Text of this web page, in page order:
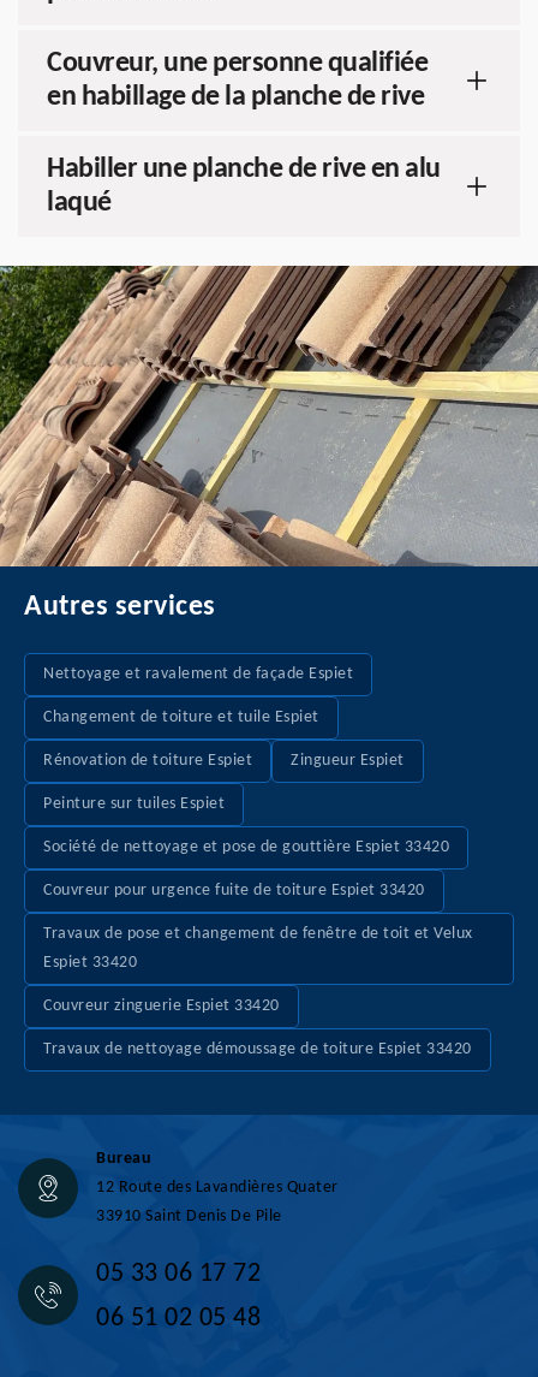
Couvreur, une personne qualifiée
en habillage de la planche de rive
Habiller une planche de rive en alu
laqué
Autres services
Nettoyage et ravalement de façade Espiet
Changement de toiture et tuile Espiet
Rénovation de toiture Espiet Zingueur Espiet
Peinture sur tuiles Espiet
Société de nettoyage et pose de gouttière Espiet 33420
Couvreur pour urgence fuite de toiture Espiet 33420
Travaux de pose et changement de fenêtre de toit et Velux
Espiet 33420
Couvreur zinguerie Espiet 33420
Travaux de nettoyage démoussage de toiture Espiet 33420
Bureau
12 Route des Lavandières Quater
33910 Saint Denis De Pile
05 33 06 17 72
06 51 02 05 48